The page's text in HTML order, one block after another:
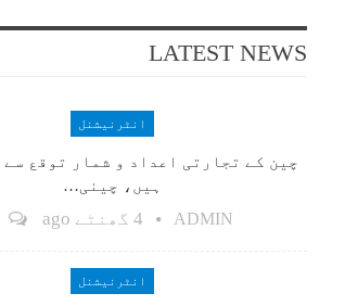
LATEST NEWS
انٹرنیشنل
چین کے تجارتی اعداد و شمار توقع سے
ہیں، چینی…
ADMIN 4 گھنٹے ago
انٹرنیشنل